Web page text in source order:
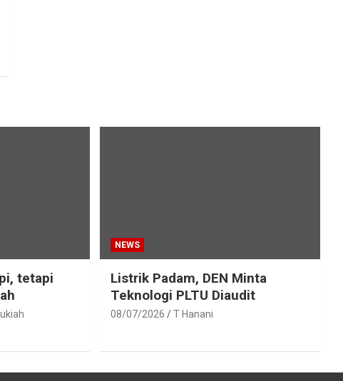
tetapi
NEWS
Listrik Padam, DEN Minta
Teknologi PLTU Diaudit
08/07/2026 T Hanani